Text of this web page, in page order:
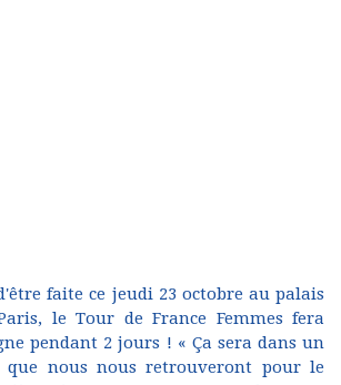
faite ce jeudi 23 octobre au palais
le Tour de France Femmes fera
pendant 2 jours ! « Ça sera dans un
que nous nous retrouveront pour le